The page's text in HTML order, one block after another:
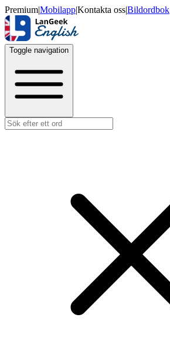
Premium|Mobilapp|Kontakta oss|Bildordbok
Toggle navigation